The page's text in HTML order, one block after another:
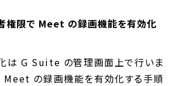
権限で Meet の録画機能を有効化
は G Suite の管理画面上で行いま
Meet の録画機能を有効化する手順